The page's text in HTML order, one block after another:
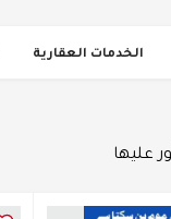
الخدمات العقارية